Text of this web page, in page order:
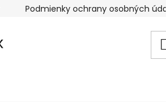
Podmienky ochrany osobných